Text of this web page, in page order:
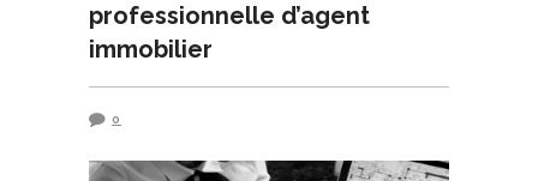
professionnelle d’agent
immobilier
0